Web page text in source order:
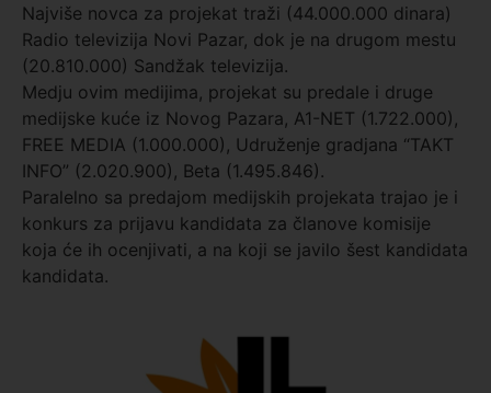
Najviše novca za projekat traži (44.000.000 dinara)
Radio televizija Novi Pazar, dok je na drugom mestu
(20.810.000) Sandžak televizija.
Medju ovim medijima, projekat su predale i druge
medijske kuće iz Novog Pazara, A1-NET (1.722.000),
FREE MEDIA (1.000.000), Udruženje gradjana “TAKT
INFO” (2.020.900), Beta (1.495.846).
Paralelno sa predajom medijskih projekata trajao je i
konkurs za prijavu kandidata za članove komisije
koja će ih ocenjivati, a na koji se javilo šest kandidata
kandidata.